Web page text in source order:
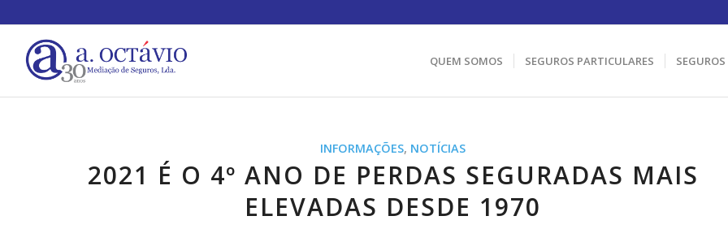
QUEM SOMOS SEGUROS PARTICULARES
INFORMAÇÕES, NOTÍCIAS
2021 É O 4º ANO DE PERDAS SEGURADAS MAIS
ELEVADAS DESDE 1970